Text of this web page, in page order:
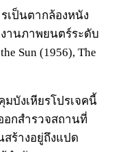
เป็นตากล้องหนัง
านภาพยนตร์ระดับ
Sun (1956), The
มบังเหียรโปรเจคนี้
อกสำรวจสถานที่
สร้างอยู่ถึงแปด